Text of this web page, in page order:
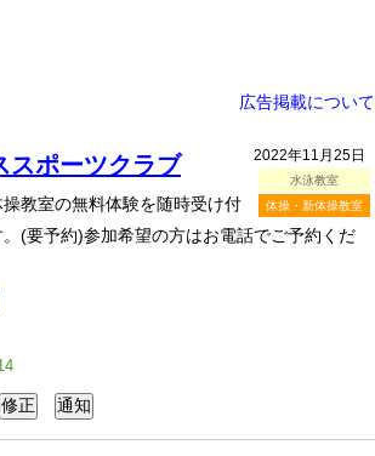
広告掲載について
2022年11月25日
水泳教室
体操・新体操教室
スポーツクラブ
教室の無料体験を随時受け付
(要予約)参加希望の方はお電話でご予約くだ